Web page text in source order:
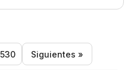
530 Siguientes »